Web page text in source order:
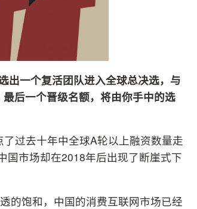
出一个复活团队进入全球总决选，与
后一个晋级名额，将由你手中的选
过去十年中全球A轮以上融资数量走
国市场却在2018年后出现了断崖式下
的饱和，中国的消费互联网市场已经